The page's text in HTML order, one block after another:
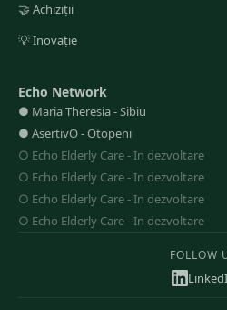
🤝 Achiziții
💡Inovație
Echo Network
● Maria Theresia-Sibiu
● AsertivO-Otopeni
○ Echo Elderly Care-In dezvoltare
○ Echo Elderly Care-In dezvoltare
○ Echo Elderly Care-In dezvoltare
○ Echo Elderly Care-In dezvoltare
FOLLOW